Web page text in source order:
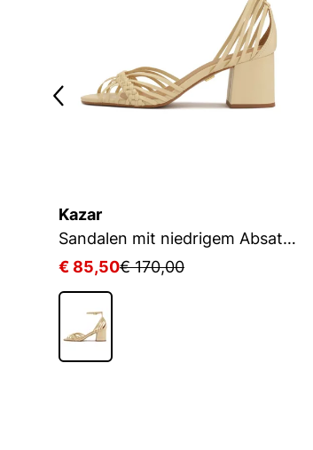
Kazar
Sandalen mit niedrigem Absatz und dünnen Riemen
€ 85,50€ 170,00